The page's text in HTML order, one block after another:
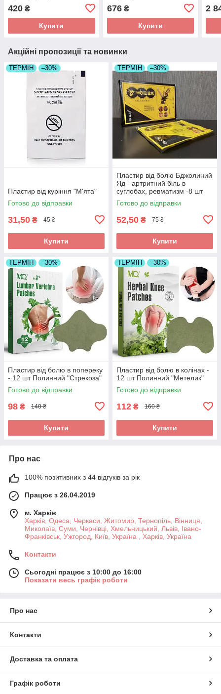
знеболює
420 ₴
Купити
радикуліті, протрузії
676₴
Купити
2
Акційні пропозиції та новинки
ТЕРМІН –30%
Пластир від куріння "М'ята"
Готово до відправки
31,50 ₴ 45 ₴
Купити
ТЕРМІН –30%
Пластир від болю Бджолиний
Яд - артритний біль в
суглобах, ревматизм -8 шт
Готово до відправки
52,50 ₴ 75 ₴
Купити
ТЕРМІН –30%
Пластир від болю в попереку
- 12 шт Полинний "Стрекоза"
Готово до відправки
98 ₴ 140 ₴
Купити
ТЕРМІН –30%
Пластир від болю в колінах -
12 шт Полинний "Метелик"
Готово до відправки
112 ₴ 160 ₴
Купити
Про нас
100% позитивних з 44 відгуків за рік
Працює з 26.04.2019
м. Харків
Харків, Одеса, Черкаси, Житомир, Тернопіль, Вінниця,
Миколаїв, Суми, Чернівці, Хмельницький, Львів, Івано-
Франківськ, Ужгород, Київ, Україна , Харків, Україна
Контакти
Сьогодні працює з 10:00 до 16:00
Показати весь графік роботи
Про нас
Контакти
Доставка та оплата
Графік роботи